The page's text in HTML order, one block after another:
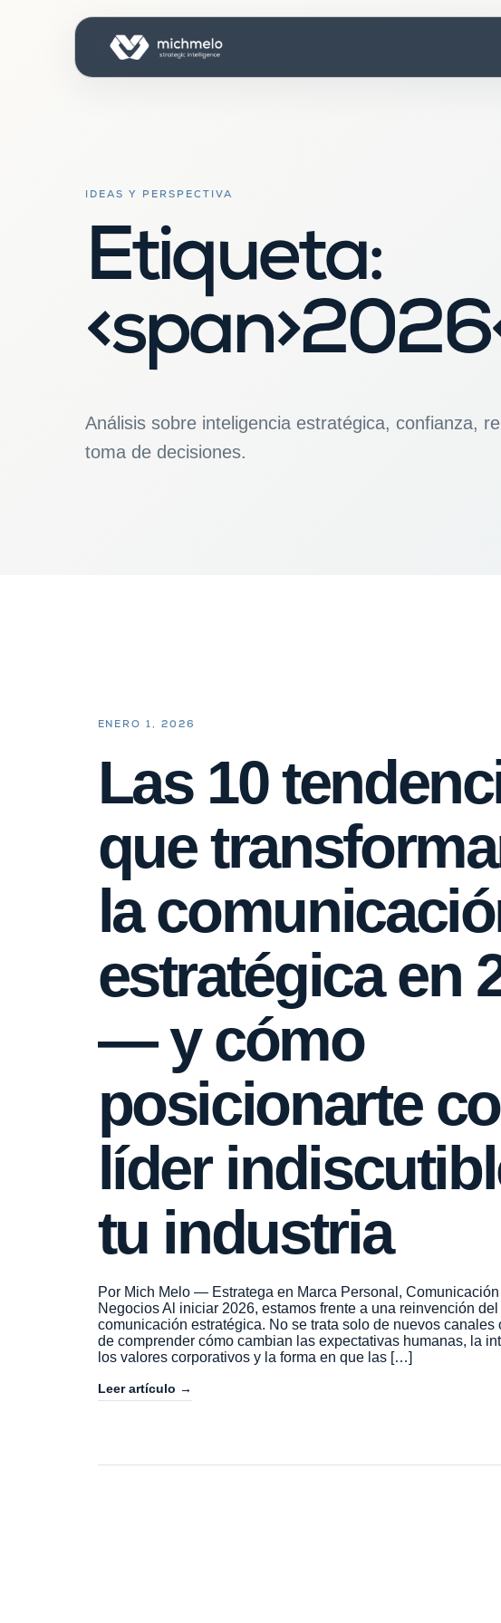
IDEAS Y PERSPECTIVA
Etiqueta:
Análisis sobre inteligencia estratégica, confianza,
toma de decisiones.
ENERO 1, 2026
Las 10
que
la
estratégica en
— y cómo
posicionarte
líder
tu industria
Por Mich Melo — Estratega en Marca Personal,
Negocios Al iniciar 2026, estamos frente a una reinvención
comunicación estratégica. No se trata solo de nuevos canales
de comprender cómo cambian las expectativas humanas, la
los valores corporativos y la forma en que las […]
Leer artículo →